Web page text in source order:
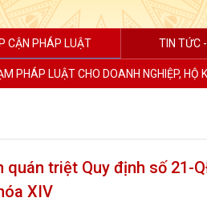
CẬN PHÁP LUẬT TIN TỨC
PHÁP LUẬT CHO DOANH NGHIỆP, HỘ
quán triệt Quy định số 21-
XIV